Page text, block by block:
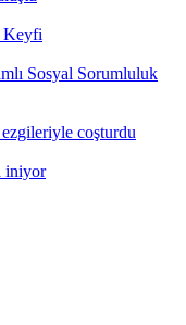
Keyfi
Sosyal Sorumluluk
coşturdu
iniyor